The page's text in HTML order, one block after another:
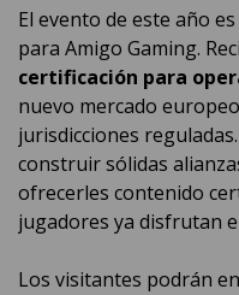
El evento de este año
para Amigo Gaming.
certificación para
nuevo mercado
jurisdicciones
construir sólidas
ofrecerles contenido
jugadores ya disfrutan
Los visitantes podrán